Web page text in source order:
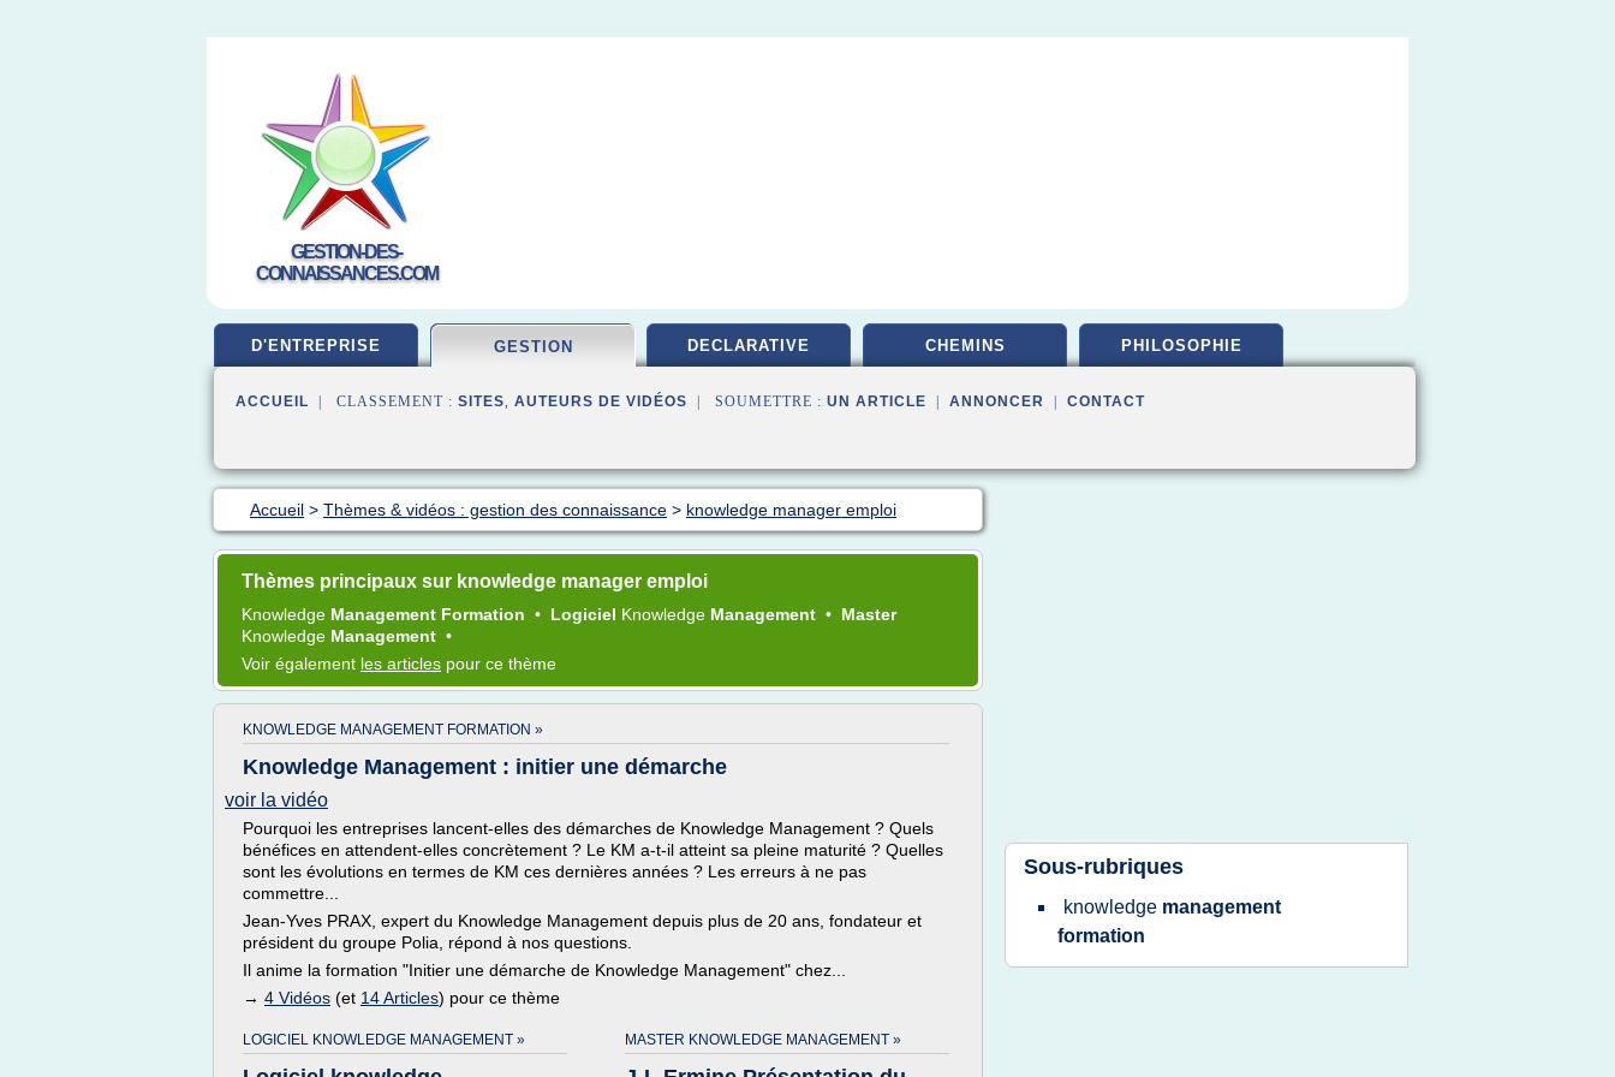
GESTION-DES-
CONNAISSANCES.COM
D'ENTREPRISE GESTION DECLARATIVE CHEMINS PHILOSOPHIE
ACCUEIL | CLASSEMENT : SITES, AUTEURS DE VIDÉOS | SOUMETTRE : UN ARTICLE ANNONCER CONTACT
Accueil > Thèmes & vidéos : gestion des connaissance > knowledge manager emploi
Thèmes principaux sur knowledge manager emploi
Knowledge Management Formation • Logiciel Knowledge Management • Master
Knowledge Management •
Voir également les articles pour ce thème
KNOWLEDGE MANAGEMENT FORMATION »
Knowledge Management : initier une démarche
voir la vidéo
Pourquoi les entreprises lancent-elles des démarches de Knowledge Management ? Quels
bénéfices en attendent-elles concrètement ? Le KM a-t-il atteint sa pleine maturité ? Quelles
sont les évolutions en termes de KM ces dernières années ? Les erreurs à ne pas
commettre...
Jean-Yves PRAX, expert du Knowledge Management depuis plus de 20 ans, fondateur et
président du groupe Polia, répond à nos questions.
Il anime la formation "Initier une démarche de Knowledge Management" chez...
→ 4 Vidéos (et 14 Articles) pour ce thème
LOGICIEL KNOWLEDGE MANAGEMENT » MASTER KNOWLEDGE MANAGEMENT »
Sous-rubriques
knowledge management
formation